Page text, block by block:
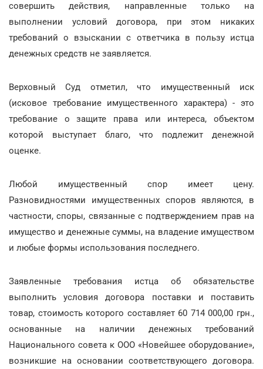
совершить действия, направленные только на
выполнении условий договора, при этом никаких
требований о взыскании с ответчика в пользу истца
денежных средств не заявляется.
Верховный Суд отметил, что имущественный иск
(исковое требование имущественного характера) - это
требование о защите права или интереса, объектом
которой выступает благо, что подлежит денежной
оценке.
Любой имущественный спор имеет цену.
Разновидностями имущественных споров являются, в
частности, споры, связанные с подтверждением прав на
имущество и денежные суммы, на владение имуществом
и любые формы использования последнего.
Заявленные требования истца об обязательстве
выполнить условия договора поставки и поставить
товар, стоимость которого составляет 60 714 000,00 грн.,
основанные на наличии денежных требований
Национального совета к ООО «Новейшее оборудование»,
возникшие на основании соответствующего договора.